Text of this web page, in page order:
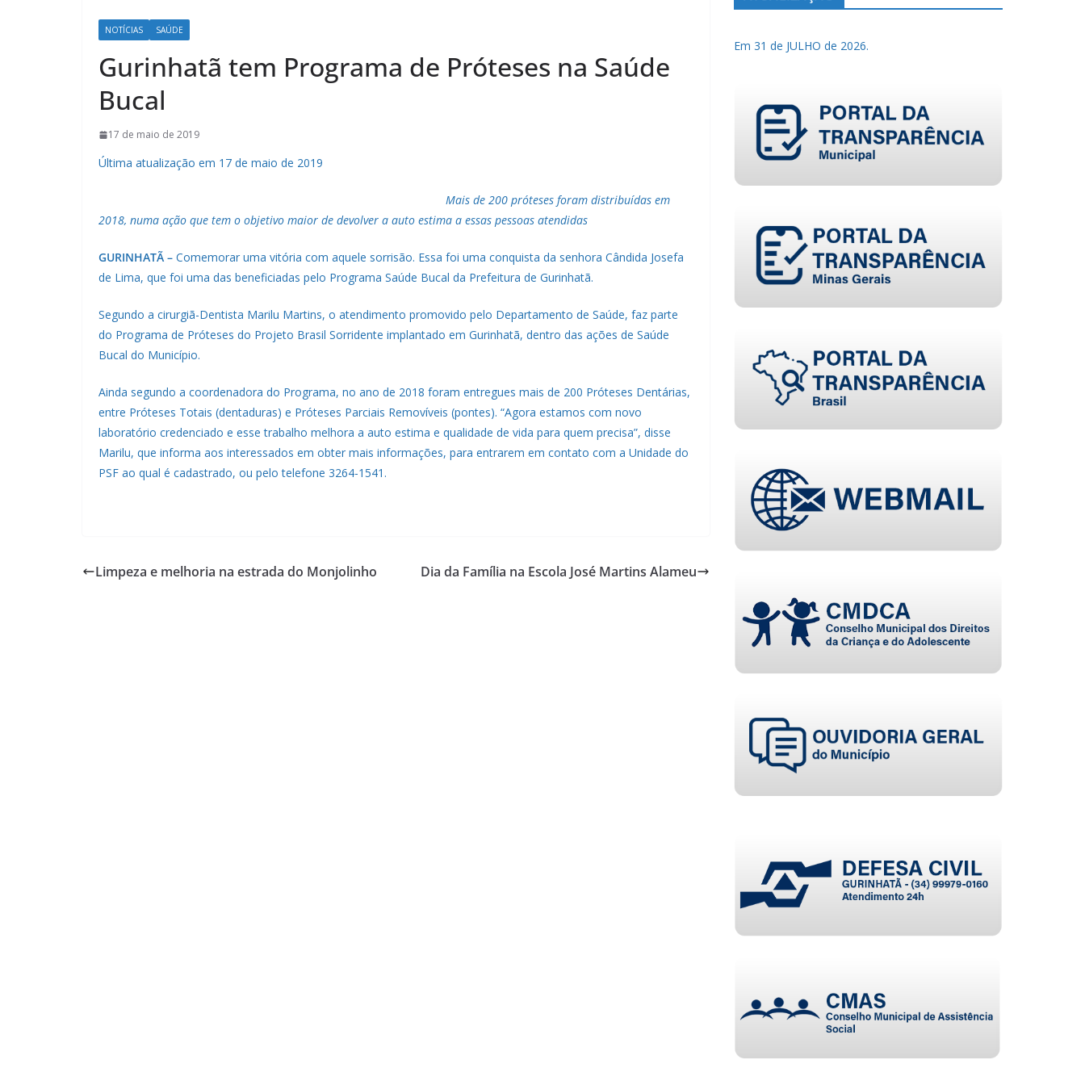
NOTÍCIAS SAÚDE
Gurinhatã tem Programa de Próteses na Saúde
Bucal
17 de maio de 2019
Última atualização em 17 de maio de 2019
Mais de 200 próteses foram distribuídas em
2018, numa ação que tem o objetivo maior de devolver a auto estima a essas pessoas atendidas
GURINHATÃ – Comemorar uma vitória com aquele sorrisão. Essa foi uma conquista da senhora Cândida Josefa
de Lima, que foi uma das beneficiadas pelo Programa Saúde Bucal da Prefeitura de Gurinhatã.
Segundo a cirurgiã-Dentista Marilu Martins, o atendimento promovido pelo Departamento de Saúde, faz parte
do Programa de Próteses do Projeto Brasil Sorridente implantado em Gurinhatã, dentro das ações de Saúde
Bucal do Município.
Ainda segundo a coordenadora do Programa, no ano de 2018 foram entregues mais de 200 Próteses Dentárias,
entre Próteses Totais (dentaduras) e Próteses Parciais Removíveis (pontes). “Agora estamos com novo
laboratório credenciado e esse trabalho melhora a auto estima e qualidade de vida para quem precisa”, disse
Marilu, que informa aos interessados em obter mais informações, para entrarem em contato com a Unidade do
PSF ao qual é cadastrado, ou pelo telefone 3264-1541.
Limpeza e melhoria na estrada do Monjolinho Dia da Família na Escola José Martins Alameu
Em 31 de JULHO de 2026.